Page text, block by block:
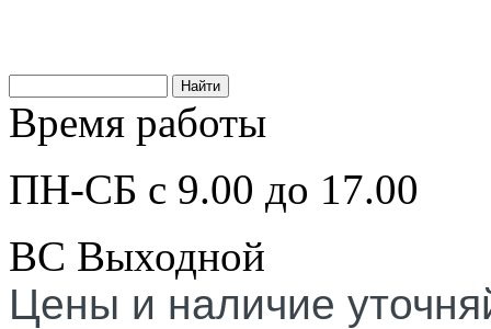
Время работы
ПН-СБ с 9.00 до 17.00
ВС Выходной
Цены и наличие